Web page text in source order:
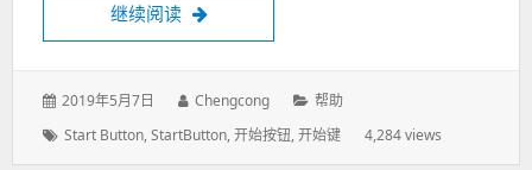
继续阅读 《开始键》使用说明
发
于：
2019年5月7日
作
Chengcong
分
类：
帮助
标
Start Button,StartButton,开始按钮,开始键 4,284 views